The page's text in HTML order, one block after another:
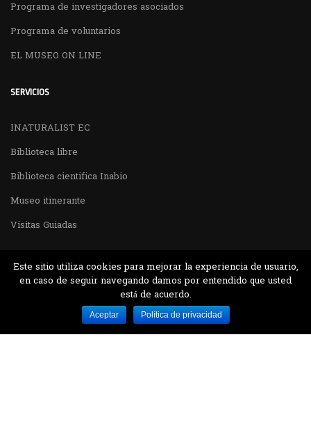
Programa de investigadores asociados
Programa de voluntarios
EL MUSEO ON LINE
SERVICIOS
INATURALIST EC
Biblioteca libre
Biblioteca cientifica Inabio
Museo itinerante
Visitas Guiadas
Desarrollado por MJTEC.
Este sitio utiliza cookies para mejorar la experiencia de usuario,
en caso de seguir navegando damos por entendido que usted
está de acuerdo.
Aceptar Política de privacidad